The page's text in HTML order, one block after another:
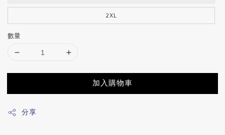
2XL
數量
加入購物車
分享